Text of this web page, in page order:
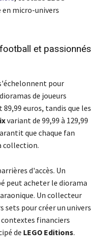
micro-univers
et passionnés
pour
de joueurs
euros, tandis que les
variant de 99,99 à 129,99
que chaque fan
collection.
d'accès. Un
peut acheter le diorama
Un collecteur
sets pour créer un univers
financiers
de LEGO Editions.